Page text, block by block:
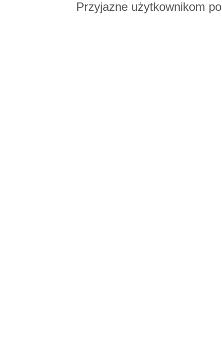
Przyjazne użytkownikom